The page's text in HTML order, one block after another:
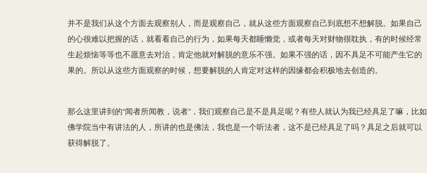
并不是我们从这个方面去观察别人，而是观察自己，就从这些方面观察自己到底想不想解脱。如果自己
的心很难以把握的话，就看看自己的行为，如果每天都睡懒觉，或者每天对财物很耽执，有的时候经常
生起烦恼等等也不愿意去对治，肯定他就对解脱的意乐不强。如果不强的话，因不具足不可能产生它的
果的。所以从这些方面观察的时候，想要解脱的人肯定对这样的因缘都会积极地去创造的。
那么这里讲到的“闻者所闻教，说者”，我们观察自己是不是具足呢？有些人就认为我已经具足了嘛，比如
佛学院当中有讲法的人，所讲的也是佛法，我也是一个听法者，这不是已经具足了吗？具足之后就可以
获得解脱了。